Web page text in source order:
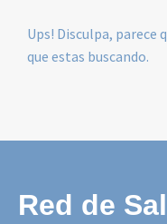
Ups! Disculpa, parece
que estas buscando.
Red de